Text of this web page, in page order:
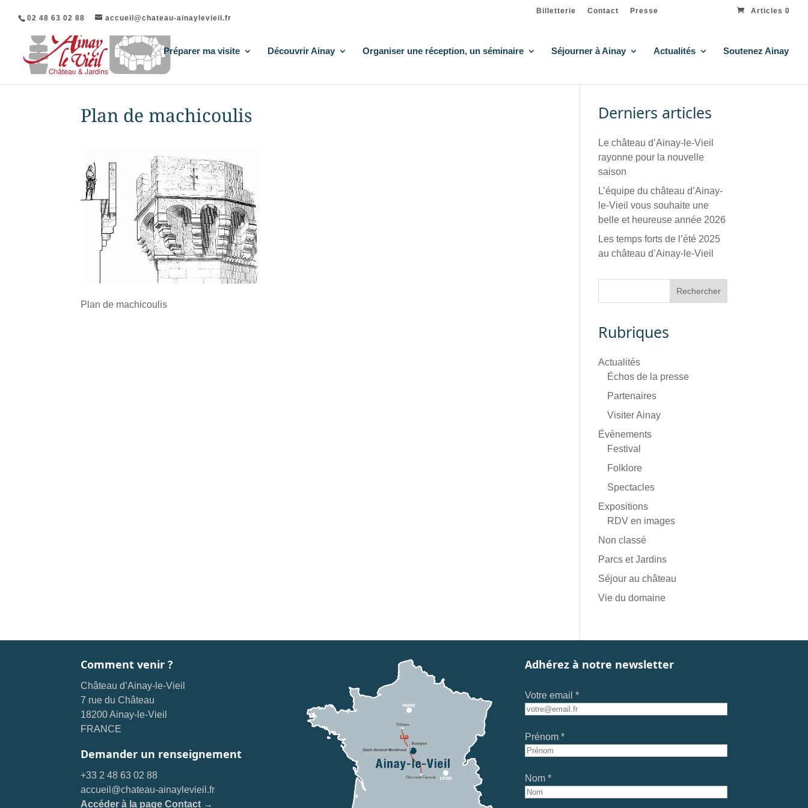
02 48 63 02 88 accueil@chateau-ainaylevieil.fr
Billetterie Contact Presse Articles 0
Préparer ma visite Découvrir Ainay Organiser une réception, un séminaire Séjourner à Ainay Actualités Soutenez Ainay
Plan de machicoulis
Plan de machicoulis
Derniers articles
Le château d’Ainay-le-Vieil
rayonne pour la nouvelle
saison
L’équipe du château d’Ainay-
le-Vieil vous souhaite une
belle et heureuse année 2026
Les temps forts de l’été 2025
au château d’Ainay-le-Vieil
Rubriques
Actualités
Échos de la presse
Partenaires
Visiter Ainay
Évènements
Festival
Folklore
Spectacles
Expositions
RDV en images
Non classé
Parcs et Jardins
Séjour au château
Vie du domaine
Comment venir ?
Château d’Ainay-le-Vieil
7 rue du Château
18200 Ainay-le-Vieil
FRANCE
Demander un renseignement
+33 2 48 63 02 88
accueil@chateau-ainaylevieil.fr
Accéder à la page Contact →
Adhérez à notre newsletter
Votre email *
Prénom *
Nom *